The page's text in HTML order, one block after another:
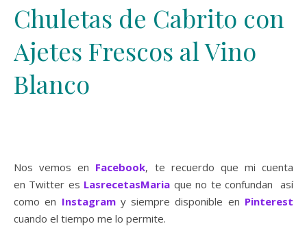
Chuletas de Cabrito con
Ajetes Frescos al Vino
Blanco
Nos vemos en Facebook, te recuerdo que mi cuenta
en Twitter es LasrecetasMaria que no te confundan así
como en Instagramy siempre disponible en Pinterest
cuando el tiempo me lo permite.